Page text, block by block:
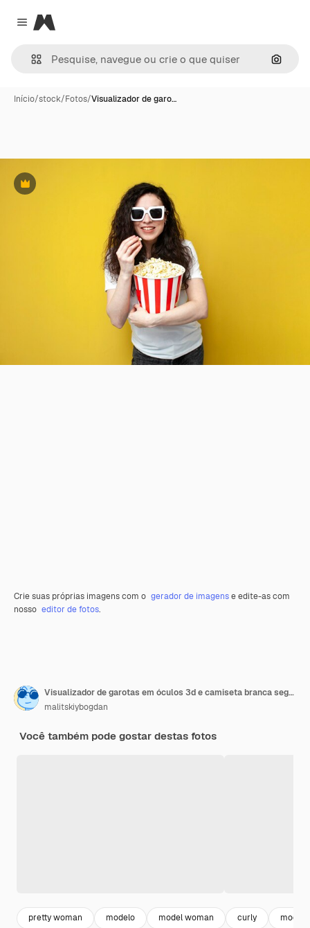
Close menu
Magnific
Início/stock/Fotos/Visualizador de garo…
Premium
Crie suas próprias imagens com o gerador de imagense edite-as com
nosso editor de fotos.
Visualizador de garotas em óculos 3d e camiseta branca segura e come pipoca em fundo amarelo
malitskiybogdan
Você também pode gostar destas fotos
pretty woman modelo model woman curly model